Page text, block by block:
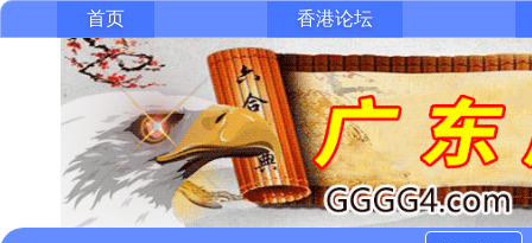
首页 香港论坛